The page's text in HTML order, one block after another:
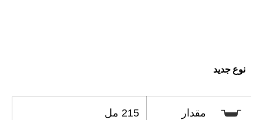
نوع جديد
مقدار 215 مل